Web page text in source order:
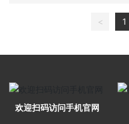
< 1
欢迎扫码访问手机官网